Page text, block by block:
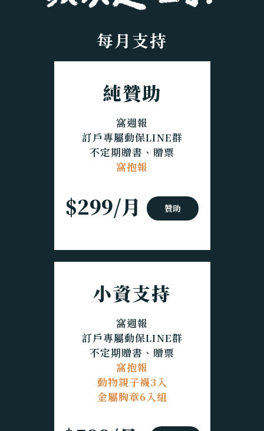
每月支持
純贊助
窩週報
訂戶專屬動保LINE群
不定期贈書、贈票
窩抱報
$299/月 贊助
小資支持
窩週報
訂戶專屬動保LINE群
不定期贈書、贈票
窩抱報
動物親子襪3入
金屬胸章6入組